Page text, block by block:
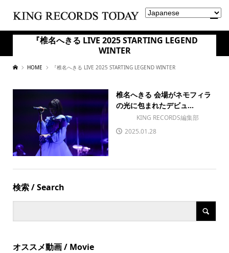
『椎名へきる LIVE 2025 STARTING LEGEND
WINTER
HOME 『椎名へきる LIVE 2025 STARTING LEGEND WINTER
椎名へきる 会場がネモフィラ
の光に包まれたデビュ...
KING RECORDS編集部
2025.01.28
検索 / Search
オススメ動画 / Movie